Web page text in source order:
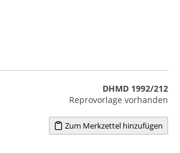
DHMD 1992/212
Reprovorlage vorhanden
Zum Merkzettel hinzufügen